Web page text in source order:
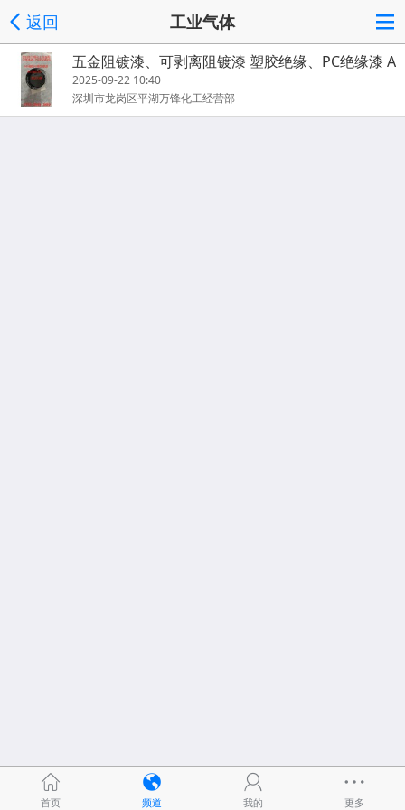
返回 工业气体
五金阻镀漆、可剥离阻镀漆 塑胶绝缘、PC绝缘漆 A
BS绝缘漆
2025-09-22 10:40
深圳市龙岗区平湖万锋化工经营部
首页 频道 我的 更多